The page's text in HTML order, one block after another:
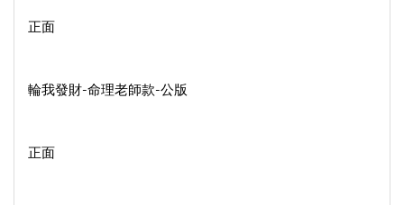
正面
輪我發財-命理老師款-公版
正面